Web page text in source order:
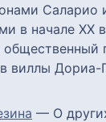
Саларио
в начале XX
общественный
виллы
— О